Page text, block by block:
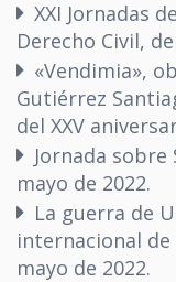
XXI Jornadas
Derecho Civil,
«Vendimia»,
Gutiérrez
del XXV
Jornada sobre
mayo de 2022.
La guerra de
internacional
mayo de 2022.